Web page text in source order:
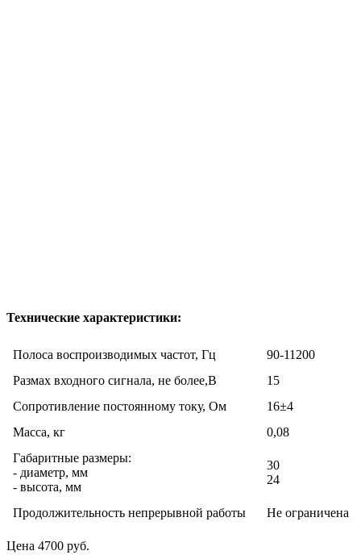
Технические характеристики:
Полоса воспроизводимых частот, Гц
90-11200
Размах входного сигнала, не более,В
15
Сопротивление постоянному току, Ом
16±4
Масса, кг
0,08
Габаритные размеры:
- диаметр, мм
- высота, мм
30
24
Продолжительность непрерывной работы Не ограничена
Цена 4700 руб.